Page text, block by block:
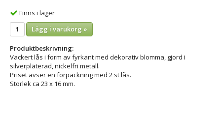
Finns i lager
Lägg i varukorg »
Produktbeskrivning:
Vackert lås i form av fyrkant med dekorativ blomma, gjord i
silverpläterad, nickelfri metall.
Priset avser en förpackning med 2 st lås.
Storlek ca 23 x 16 mm.